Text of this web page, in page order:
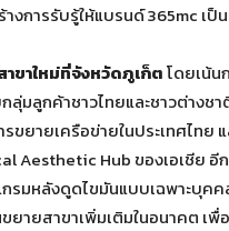
งการรับรู้ให้แบรนด์ 365mc เ
าขาใหม่ที่จังหวัดภูเก็ตโดยเน้น
มลูกค้าชาวไทยและชาวต่างช
ยายเครือข่ายในประเทศไทย
Aesthetic Hub ของเอเชีย
รมหลังดูดไขมันแบบเฉพาะบุค
ยายสาขาเพิ่มเติมในอนาคต เ